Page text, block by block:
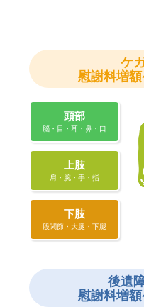
ケ
慰謝料増額
頭部
脳・目・耳・鼻・口
上肢
肩・腕・手・指
下肢
股関節・大腿・下腿
後遺
慰謝料増額